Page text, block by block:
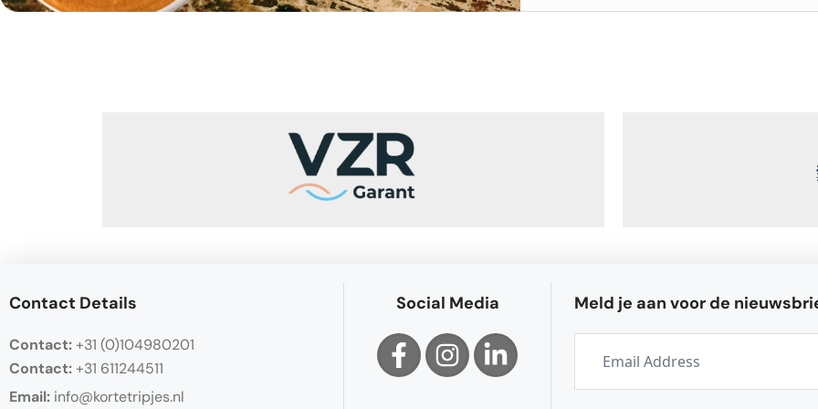
Contact Details
Contact:+31 (0)104980201
Contact:+31 611244511
Email: info@kortetripjes.nl
Social Media Meld je aan voor de